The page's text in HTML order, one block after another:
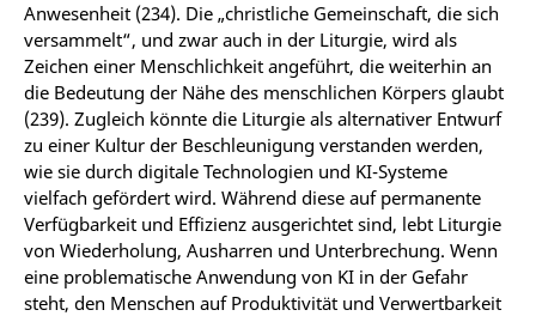
Anwesenheit (234). Die „christliche Gemeinschaft, die sich
versammelt“, und zwar auch in der Liturgie, wird als
Zeichen einer Menschlichkeit angeführt, die weiterhin an
die Bedeutung der Nähe des menschlichen Körpers glaubt
(239). Zugleich könnte die Liturgie als alternativer Entwurf
zu einer Kultur der Beschleunigung verstanden werden,
wie sie durch digitale Technologien und KI-Systeme
vielfach gefördert wird. Während diese auf permanente
Verfügbarkeit und Effizienz ausgerichtet sind, lebt Liturgie
von Wiederholung, Ausharren und Unterbrechung. Wenn
eine problematische Anwendung von KI in der Gefahr
steht, den Menschen auf Produktivität und Verwertbarkeit